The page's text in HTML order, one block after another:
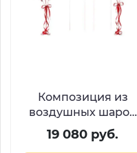
Композиция из
воздушных шаров
«Стильный юбилей
20 лет»
19 080 руб.